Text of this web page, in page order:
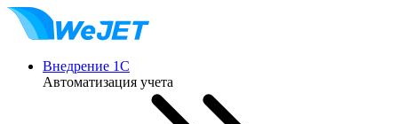
Внедрение 1С
Автоматизация учета